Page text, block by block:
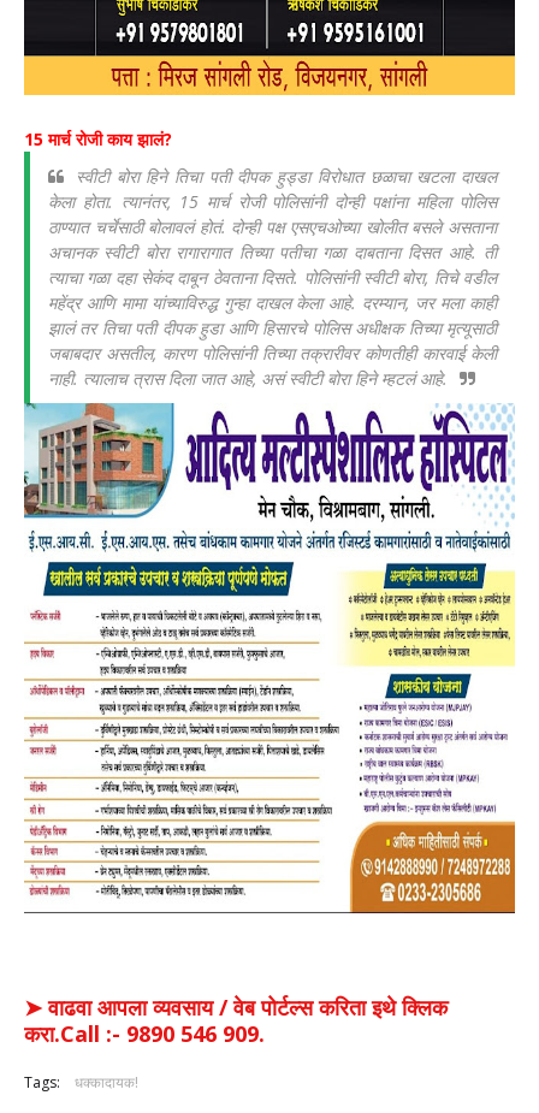
15 मार्च रोजी काय झालं?
स्वीटी बोरा हिने तिचा पती दीपक हुड्डा विरोधात छळाचा खटला दाखल
केला होता. त्यानंतर, 15 मार्च रोजी पोलिसांनी दोन्ही पक्षांना महिला पोलिस
ठाण्यात चर्चेसाठी बोलावलं होतं. दोन्ही पक्ष एसएचओच्या खोलीत बसले असताना
अचानक स्वीटी बोरा रागारागात तिच्या पतीचा गळा दाबताना दिसत आहे. ती
त्याचा गळा दहा सेकंद दाबून ठेवताना दिसते. पोलिसांनी स्वीटी बोरा, तिचे वडील
महेंद्र आणि मामा यांच्याविरुद्ध गुन्हा दाखल केला आहे. दरम्यान, जर मला काही
झालं तर तिचा पती दीपक हुडा आणि हिसारचे पोलिस अधीक्षक तिच्या मृत्यूसाठी
जबाबदार असतील, कारण पोलिसांनी तिच्या तक्रारीवर कोणतीही कारवाई केली
नाही. त्यालाच त्रास दिला जात आहे, असं स्वीटी बोरा हिने म्हटलं आहे.
➤ वाढवा आपला व्यवसाय / वेब पोर्टल्स करिता इथे क्लिक
करा.Call :- 9890 546 909.
Tags: धक्कादायक!